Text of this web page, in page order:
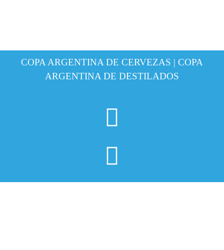
COPA ARGENTINA DE CERVEZAS | COPA
ARGENTINA DE DESTILADOS